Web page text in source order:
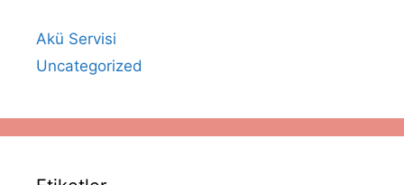
Akü Servisi
Uncategorized